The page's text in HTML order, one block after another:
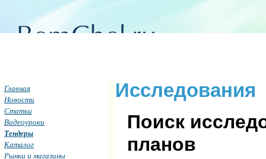
Исследования
Поиск
планов
Главная
Новости
Статьи
Видеоуроки
Тендеры
Каталог
Рынки и магазины